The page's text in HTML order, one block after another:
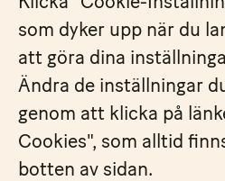
som dyker upp när du
att göra dina
Ändra de inställningar
genom att klicka på
Cookies", som alltid
botten av sidan.